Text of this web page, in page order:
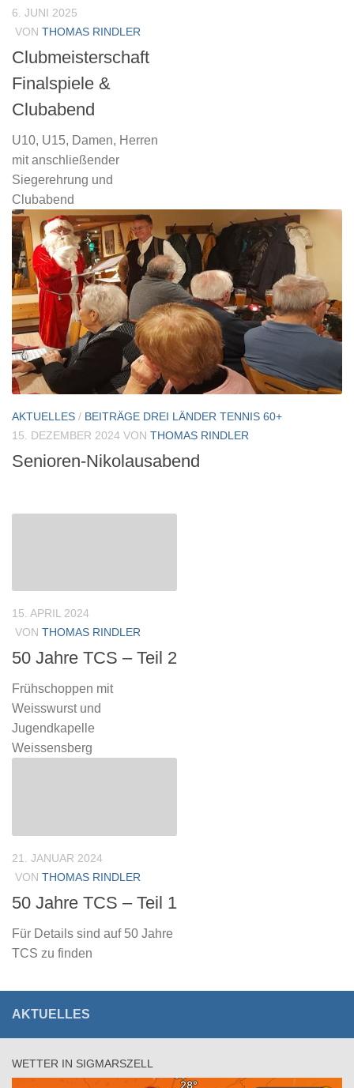
6. JUNI 2025
VON THOMAS RINDLER
Clubmeisterschaft
Finalspiele &
Clubabend
U10, U15, Damen, Herren
mit anschließender
Siegerehrung und
Clubabend
AKTUELLES / BEITRÄGE DREI LÄNDER TENNIS 60+
15. DEZEMBER 2024 VON THOMAS RINDLER
Senioren-Nikolausabend
15. APRIL 2024
VON THOMAS RINDLER
50 Jahre TCS – Teil 2
Frühschoppen mit
Weisswurst und
Jugendkapelle
Weissensberg
21. JANUAR 2024
VON THOMAS RINDLER
50 Jahre TCS – Teil 1
Für Details sind auf 50 Jahre
TCS zu finden
AKTUELLES
WETTER IN SIGMARSZELL